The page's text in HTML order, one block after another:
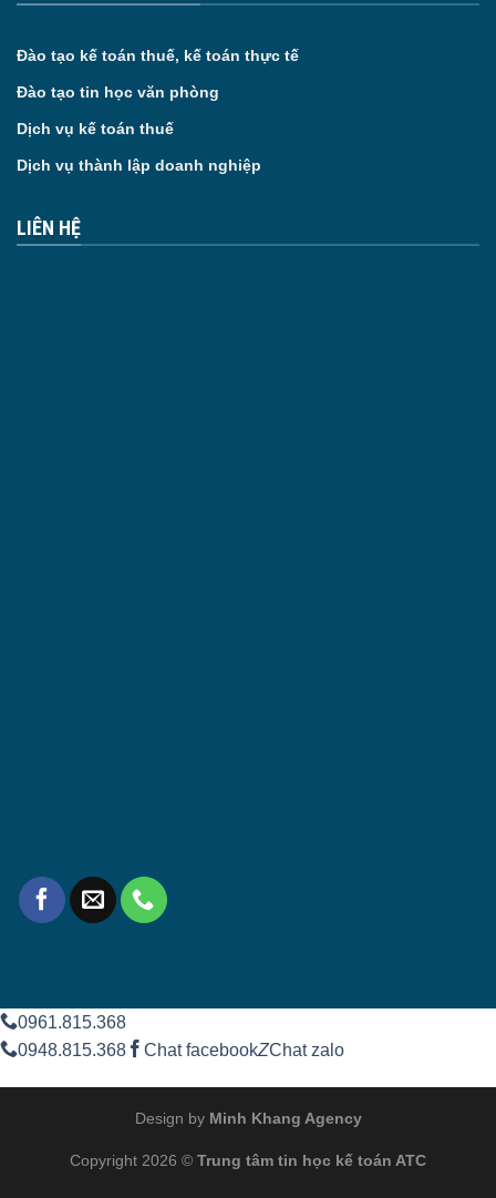
Đào tạo kế toán thuế, kế toán thực tế
Đào tạo tin học văn phòng
Dịch vụ kế toán thuế
Dịch vụ thành lập doanh nghiệp
LIÊN HỆ
0961.815.368
0948.815.368
Chat facebookZChat zalo
Design by Minh Khang Agency
Copyright 2026 © Trung tâm tin học kế toán ATC